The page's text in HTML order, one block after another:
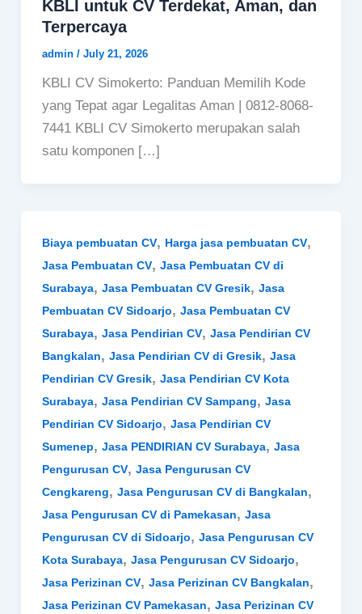
KBLI untuk CV Terdekat, Aman, dan
Terpercaya
admin / July 21, 2026
KBLI CV Simokerto: Panduan Memilih Kode
yang Tepat agar Legalitas Aman | 0812-8068-
7441 KBLI CV Simokerto merupakan salah
satu komponen […]
Biaya pembuatan CV, Harga jasa pembuatan CV,
Jasa Pembuatan CV, Jasa Pembuatan CV di
Surabaya, Jasa Pembuatan CV Gresik, Jasa
Pembuatan CV Sidoarjo, Jasa Pembuatan CV
Surabaya, Jasa Pendirian CV, Jasa Pendirian CV
Bangkalan, Jasa Pendirian CV di Gresik, Jasa
Pendirian CV Gresik, Jasa Pendirian CV Kota
Surabaya, Jasa Pendirian CV Sampang, Jasa
Pendirian CV Sidoarjo, Jasa Pendirian CV
Sumenep, Jasa PENDIRIAN CV Surabaya, Jasa
Pengurusan CV, Jasa Pengurusan CV
Cengkareng, Jasa Pengurusan CV di Bangkalan,
Jasa Pengurusan CV di Pamekasan, Jasa
Pengurusan CV di Sidoarjo, Jasa Pengurusan CV
Kota Surabaya, Jasa Pengurusan CV Sidoarjo,
Jasa Perizinan CV, Jasa Perizinan CV Bangkalan,
Jasa Perizinan CV Pamekasan, Jasa Perizinan CV